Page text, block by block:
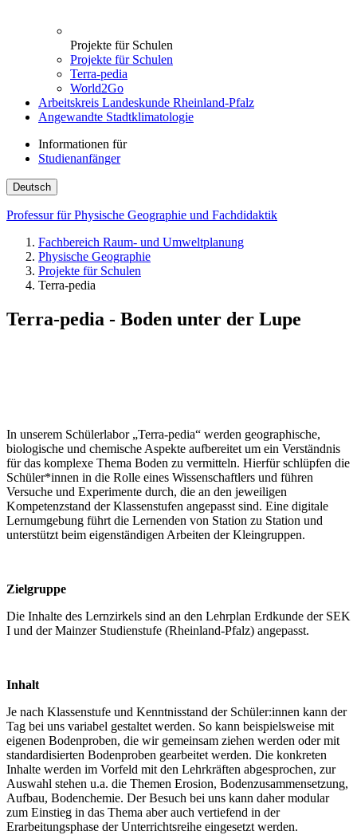
Projekte für Schulen
Projekte für Schulen
Terra-pedia
World2Go
Arbeitskreis Landeskunde Rheinland-Pfalz
Angewandte Stadtklimatologie
Informationen für
Studienanfänger
Deutsch
Professur für Physische Geographie und Fachdidaktik
Fachbereich Raum- und Umweltplanung
Physische Geographie
Projekte für Schulen
Terra-pedia
Terra-pedia - Boden unter der Lupe
In unserem Schülerlabor „Terra-pedia“ werden geographische,
biologische und chemische Aspekte aufbereitet um ein Verständnis
für das komplexe Thema Boden zu vermitteln. Hierfür schlüpfen die
Schüler*innen in die Rolle eines Wissenschaftlers und führen
Versuche und Experimente durch, die an den jeweiligen
Kompetenzstand der Klassenstufen angepasst sind. Eine digitale
Lernumgebung führt die Lernenden von Station zu Station und
unterstützt beim eigenständigen Arbeiten der Kleingruppen.
Zielgruppe
Die Inhalte des Lernzirkels sind an den Lehrplan Erdkunde der SEK
I und der Mainzer Studienstufe (Rheinland-Pfalz) angepasst.
Inhalt
Je nach Klassenstufe und Kenntnisstand der Schüler:innen kann der
Tag bei uns variabel gestaltet werden. So kann beispielsweise mit
eigenen Bodenproben, die wir gemeinsam ziehen werden oder mit
standardisierten Bodenproben gearbeitet werden. Die konkreten
Inhalte werden im Vorfeld mit den Lehrkräften abgesprochen, zur
Auswahl stehen u.a. die Themen Erosion, Bodenzusammensetzung,
Aufbau, Bodenchemie. Der Besuch bei uns kann daher modular
zum Einstieg in das Thema aber auch vertiefend in der
Erarbeitungsphase der Unterrichtsreihe eingesetzt werden.